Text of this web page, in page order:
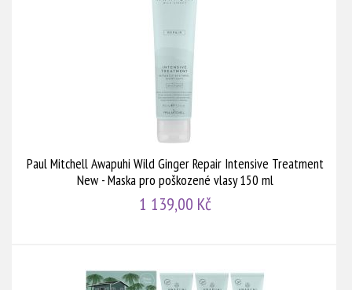
Paul Mitchell Awapuhi Wild Ginger Repair Intensive Treatment
New - Maska pro poškozené vlasy 150 ml
1 139,00 Kč